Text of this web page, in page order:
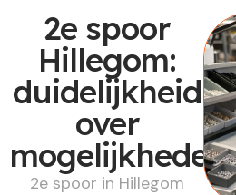
2e spoor
Hillegom:
duidelijkheid
over
mogelijkheden
2e spoor in Hillegom